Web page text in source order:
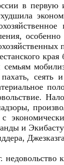
в первую
сеять
с
и